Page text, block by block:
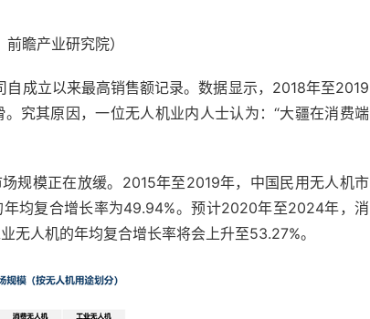
前瞻产业研究院）
成立以来最高销售额记录。数据显示，2018年至2019
究其原因，一位无人机业内人士认为：“大疆在消费端
规模正在放缓。2015年至2019年，中国民用无人机市
均复合增长率为49.94%。预计2020年至2024年，消
无人机的年均复合增长率将会上升至53.27%。